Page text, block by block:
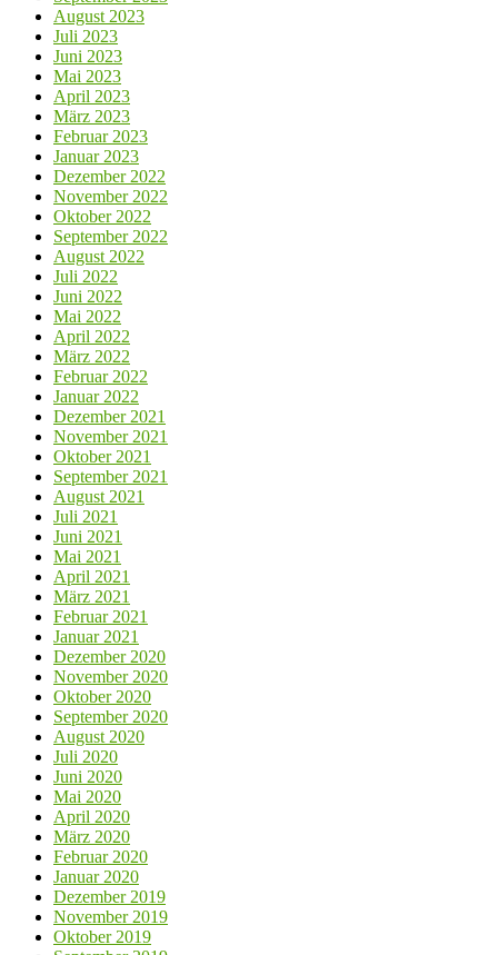
August 2023
Juli 2023
Juni 2023
Mai 2023
April 2023
März 2023
Februar 2023
Januar 2023
Dezember 2022
November 2022
Oktober 2022
September 2022
August 2022
Juli 2022
Juni 2022
Mai 2022
April 2022
März 2022
Februar 2022
Januar 2022
Dezember 2021
November 2021
Oktober 2021
September 2021
August 2021
Juli 2021
Juni 2021
Mai 2021
April 2021
März 2021
Februar 2021
Januar 2021
Dezember 2020
November 2020
Oktober 2020
September 2020
August 2020
Juli 2020
Juni 2020
Mai 2020
April 2020
März 2020
Februar 2020
Januar 2020
Dezember 2019
November 2019
Oktober 2019